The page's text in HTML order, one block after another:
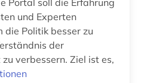
Portal soll die Erfahrung
und Experten
Politik besser zu
der
verbessern. Ziel ist es,